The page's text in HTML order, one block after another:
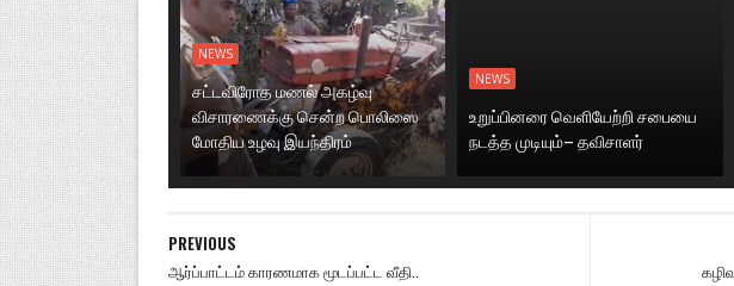
NEWS
சட்டவிரோத மணல் அகழ்வு
விசாரணைக்கு சென்ற பொலிஸை
மோதிய உழவு இயந்திரம்
NEWS
உறுப்பினரை வெளியேற்றி சபையை
நடத்த முடியும்– தவிசாளர்
PREVIOUS
ஆர்ப்பாட்டம் காரணமாக மூடப்பட்ட வீதி..